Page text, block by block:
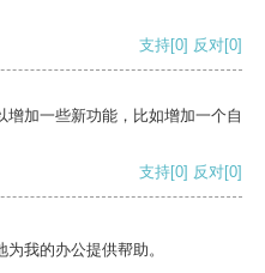
支持[0] 反对[0]
加一些新功能，比如增加一个自
支持[0] 反对[0]
我的办公提供帮助。